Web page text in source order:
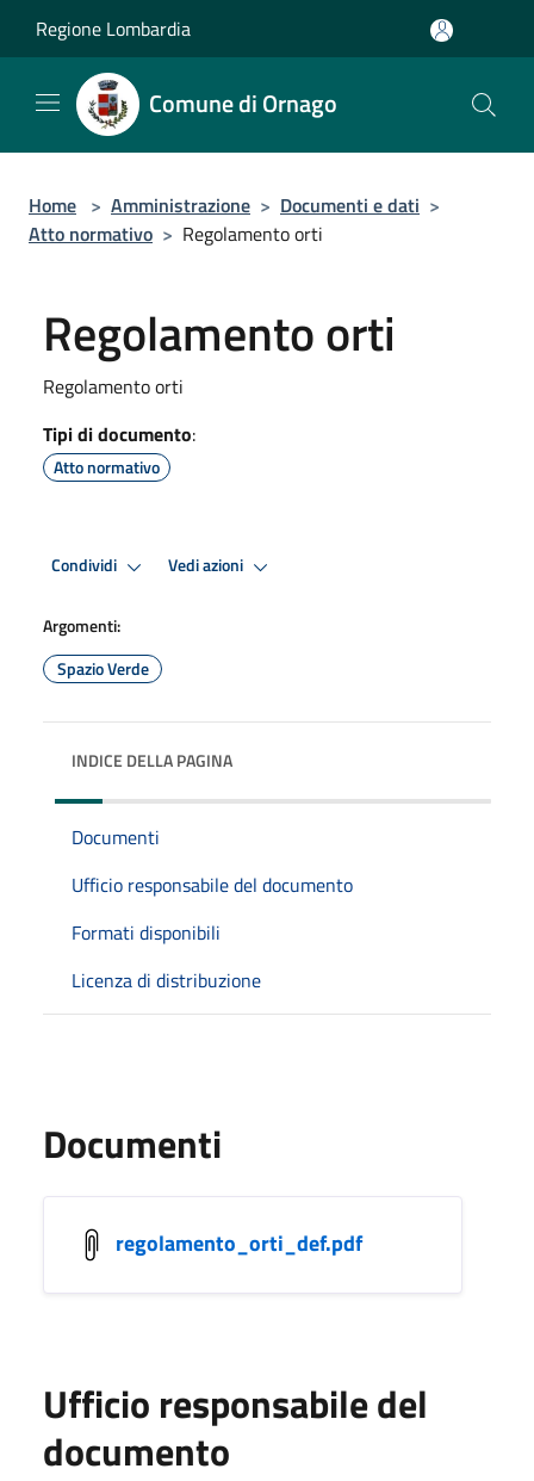
Regione Lombardia
Comune di Ornago
Home > Amministrazione > Documenti e dati >
Atto normativo > Regolamento orti
Regolamento orti
Regolamento orti
Tipi di documento:
Atto normativo
Condividi Vedi azioni
Argomenti:
Spazio Verde
INDICE DELLA PAGINA
Documenti
Ufficio responsabile del documento
Formati disponibili
Licenza di distribuzione
Documenti
regolamento_orti_def.pdf
Ufficio responsabile del
documento